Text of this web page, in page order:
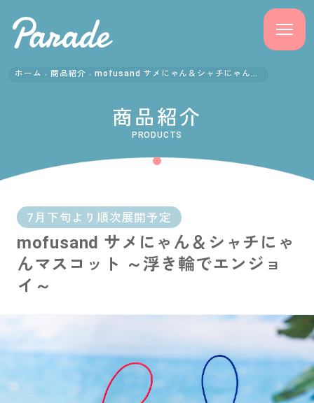
よくある質問
会社概要
採用情報
PRIZE 公式 X
ホーム 商品紹介 mofusand サメにゃん＆シャチにゃんマスコット ～浮き輪でエンジョイ～
商品紹介
PRODUCTS
7月下旬より順次展開予定
mofusand サメにゃん＆シャチにゃ
んマスコット ～浮き輪でエンジョ
イ～